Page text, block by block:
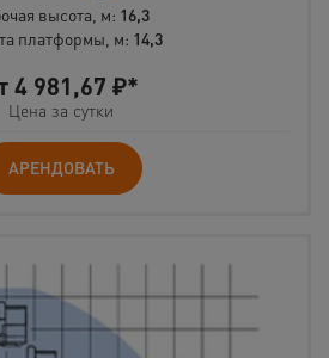
высота, м: 16,3
платформы, м: 14,3
4 981,67 ₽*
Цена за сутки
АРЕНДОВАТЬ